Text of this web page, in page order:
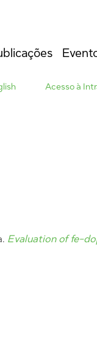
Acesso à
Evaluation of fe-